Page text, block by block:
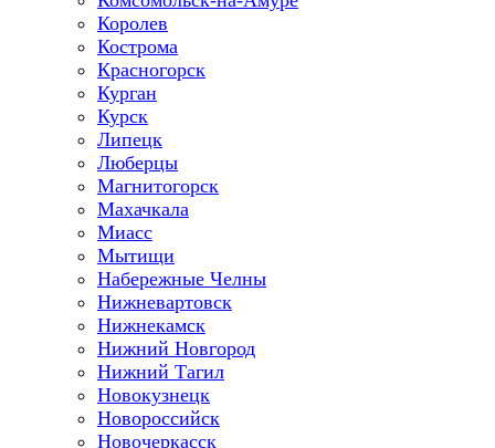
Королев
Кострома
Красногорск
Курган
Курск
Липецк
Люберцы
Магнитогорск
Махачкала
Миасс
Мытищи
Набережные Челны
Нижневартовск
Нижнекамск
Нижний Новгород
Нижний Тагил
Новокузнецк
Новороссийск
Новочеркасск